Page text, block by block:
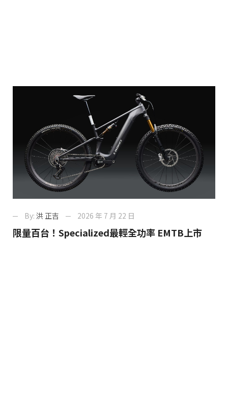
By: 洪 正吉 2026 年 7 月 22 日
限量百台！Specialized最輕全功率 EMTB上市